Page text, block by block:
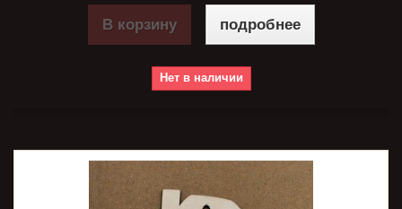
В корзину подробнее
Нет в наличии